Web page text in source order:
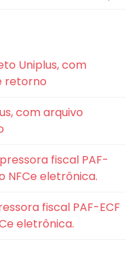
Uniplus, com
retorno
com arquivo
fiscal PAF-
NFCe eletrônica.
fiscal PAF-ECF
eletrônica.